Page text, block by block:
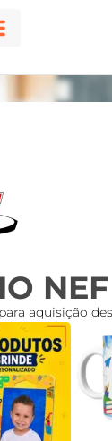
aquisição